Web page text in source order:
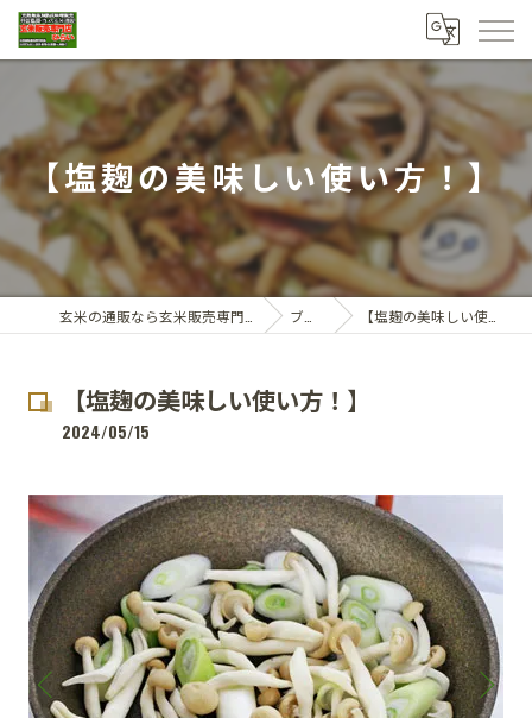
【塩麹の美味しい使い方！】
ブログ 【塩麹の美味しい使い方！】
【塩麹の美味しい使い方！】
2024/05/15